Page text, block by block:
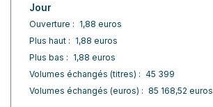
Jour
Ouverture : 1,88 euros
Plus haut : 1,88 euros
Plus bas : 1,88 euros
Volumes échangés (titres) : 45 399
Volumes échangés (euros) : 85 168,52 euros